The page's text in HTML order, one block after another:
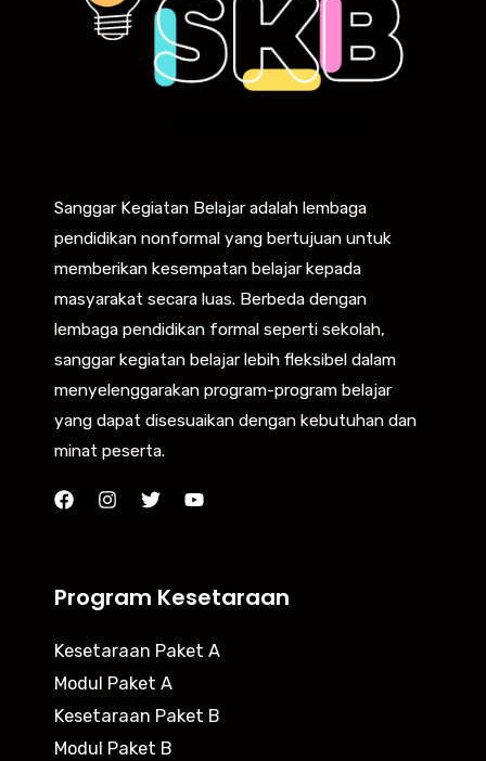
Sanggar Kegiatan Belajar adalah lembaga
pendidikan nonformal yang bertujuan untuk
memberikan kesempatan belajar kepada
masyarakat secara luas. Berbeda dengan
lembaga pendidikan formal seperti sekolah,
sanggar kegiatan belajar lebih fleksibel dalam
menyelenggarakan program-program belajar
yang dapat disesuaikan dengan kebutuhan dan
minat peserta.
Program Kesetaraan
Kesetaraan Paket A
Modul Paket A
Kesetaraan Paket B
Modul Paket B